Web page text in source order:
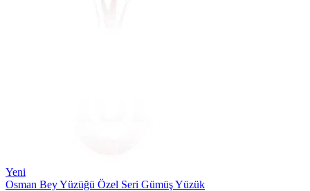
Yeni
Osman Bey Yüzüğü Özel Seri Gümüş Yüzük